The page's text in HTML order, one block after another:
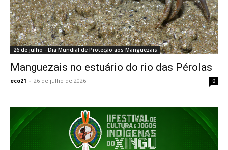
26 de julho - Dia Mundial de Proteção aos Manguezais
Manguezais no estuário do rio das Pérolas
eco21 - 26 de julho de 2026 0